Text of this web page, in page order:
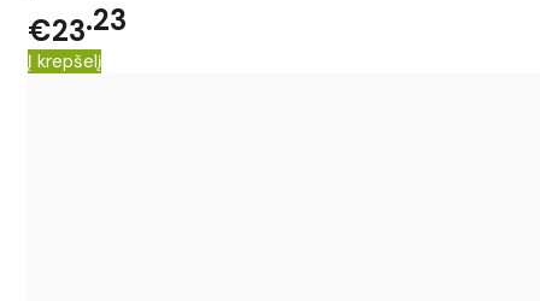
€23 23
Į krepšelį